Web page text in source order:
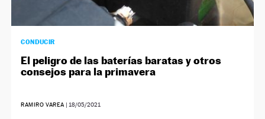
CONDUCIR
El peligro de las baterías baratas y otros
consejos para la primavera
RAMIRO VAREA | 18/05/2021